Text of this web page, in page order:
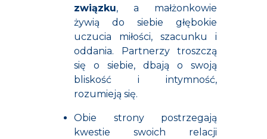
związku, a małżonkowie
żywią do siebie głębokie
uczucia miłości, szacunku i
oddania. Partnerzy troszczą
się o siebie, dbają o swoją
bliskość i intymność,
rozumieją się.
Obie strony postrzegają
kwestie swoich relacji